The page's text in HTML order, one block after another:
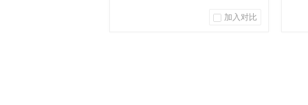
加入对比